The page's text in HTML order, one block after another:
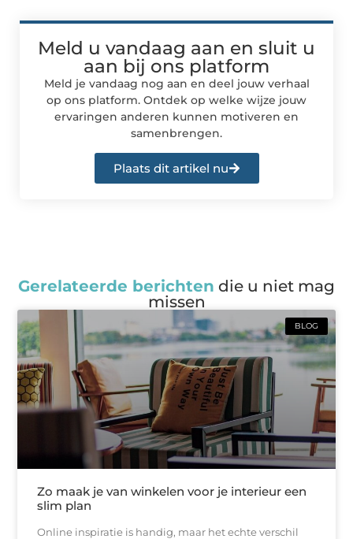
Meld u vandaag aan en sluit u
aan bij ons platform
Meld je vandaag nog aan en deel jouw verhaal
op ons platform. Ontdek op welke wijze jouw
ervaringen anderen kunnen motiveren en
samenbrengen.
Plaats dit artikel nu
Gerelateerde berichten die u niet mag
missen
BLOG
Zo maak je van winkelen voor je interieur een
slim plan
Online inspiratie is handig, maar het echte verschil